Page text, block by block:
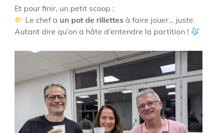
Et pour finir, un petit scoop :
Le chef a un pot de rillettes à faire jouer… juste.
Autant dire qu’on a hâte d’entendre la partition !